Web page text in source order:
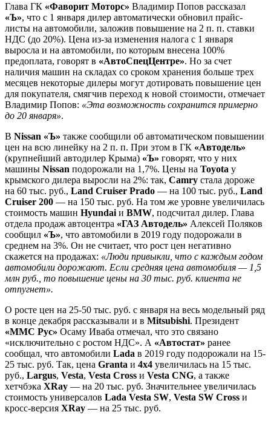
Глава ГК «Фаворит Моторс» Владимир Попов рассказал
«Ъ», что с 1 января дилер автоматически обновил прайс-
листы на автомобили, заложив повышение на 2 п. п. ставки
НДС (до 20%). Цена из-за изменения налога с 1 января
выросла и на автомобили, по которым внесена 100%
предоплата, говорят в «АвтоСпецЦентре». Но за счет
наличия машин на складах со сроком хранения больше трех
месяцев некоторые дилеры могут дотировать повышение цен
для покупателя, смягчив переход к новой стоимости, отмечает
Владимир Попов: «Эта возможность сохранится примерно
до 20 января».
В Nissan «Ъ» также сообщили об автоматическом повышении
цен на всю линейку на 2 п. п. При этом в ГК «Автодель»
(крупнейший автодилер Крыма) «Ъ» говорят, что у них
машины Nissan подорожали на 1,7%. Цены на Toyota у
крымского дилера выросли на 2%: так, Camry стала дороже
на 60 тыс. руб., Land Cruiser Prado — на 100 тыс. руб., Land
Cruiser 200 — на 150 тыс. руб. На том же уровне увеличилась
стоимость машин Hyundai и BMW, подсчитал дилер. Глава
отдела продаж автоцентра «ГАЗ Автодель» Алексей Поляков
сообщил «Ъ», что автомобили в 2019 году подорожали в
среднем на 3%. Он не считает, что рост цен негативно
скажется на продажах: «Люди привыкли, что с каждым годом
автомобили дорожают. Если средняя цена автомобиля — 1,5
млн руб., то повышение цены на 30 тыс. руб. клиента не
отпугнет».
О росте цен на 25-50 тыс. руб. с января на весь модельный ряд
в конце декабря рассказывали и в Mitsubishi. Президент
«ММС Рус» Осаму Иваба отмечал, что это связано
«исключительно с ростом НДС». А «Автостат» ранее
сообщал, что автомобили Lada в 2019 году подорожали на 15-
25 тыс. руб. Так, цена Granta и 4x4 увеличилась на 15 тыс.
руб., Largus, Vesta, Vesta Cross и Vesta CNG, а также
хетчбэка XRay — на 20 тыс. руб. Значительнее увеличилась
стоимость универсалов Lada Vesta SW, Vesta SW Cross и
кросс-версия XRay — на 25 тыс. руб.